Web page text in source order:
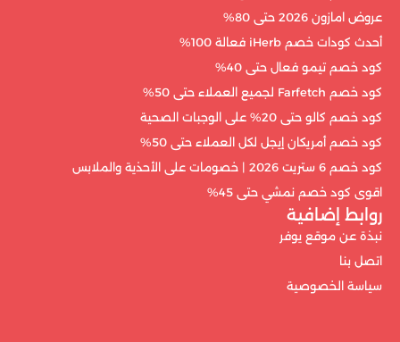
عروض امازون 2026 حتى 80%
أحدث كودات خصم iHerb فعالة 100%
كود خصم تيمو فعال حتى 40%
كود خصم Farfetch لجميع العملاء حتى 50%
كود خصم كالو حتى 20% على الوجبات الصحية
كود خصم أمريكان إيجل لكل العملاء حتى 50%
كود خصم 6 ستريت 2026 | خصومات على الأحذية والملابس
اقوى كود خصم نمشي حتى 45%
روابط إضافية
نبذة عن موقع يوفر
اتصل بنا
سياسة الخصوصية